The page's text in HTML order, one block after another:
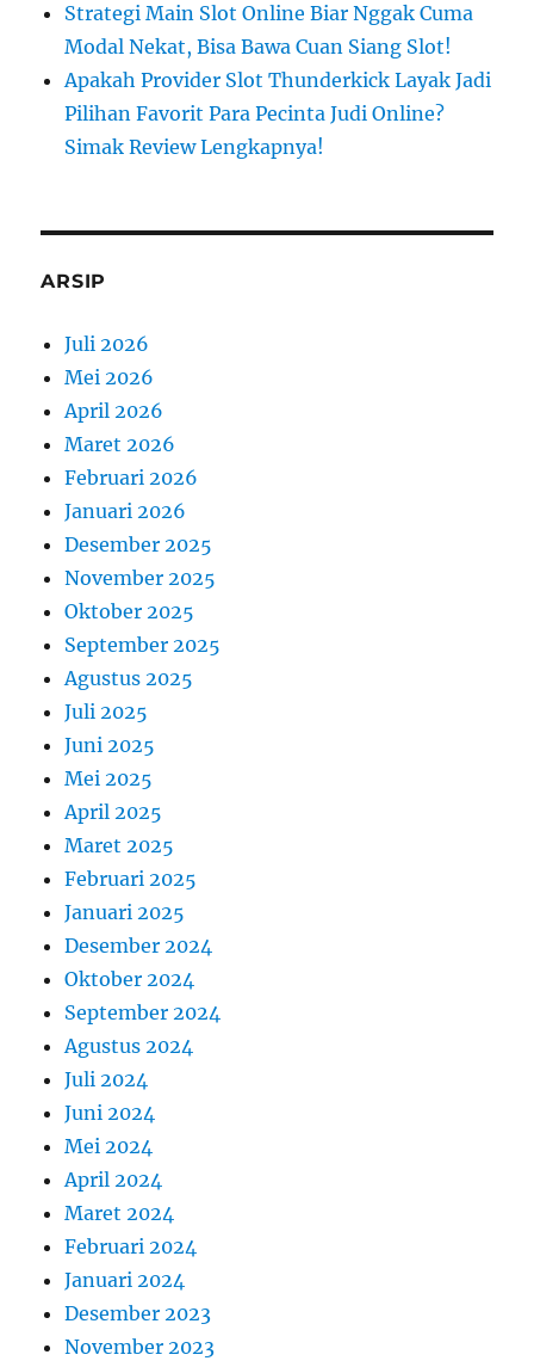
Strategi Main Slot Online Biar Nggak Cuma
Modal Nekat, Bisa Bawa Cuan Siang Slot!
Apakah Provider Slot Thunderkick Layak Jadi
Pilihan Favorit Para Pecinta Judi Online?
Simak Review Lengkapnya!
ARSIP
Juli 2026
Mei 2026
April 2026
Maret 2026
Februari 2026
Januari 2026
Desember 2025
November 2025
Oktober 2025
September 2025
Agustus 2025
Juli 2025
Juni 2025
Mei 2025
April 2025
Maret 2025
Februari 2025
Januari 2025
Desember 2024
Oktober 2024
September 2024
Agustus 2024
Juli 2024
Juni 2024
Mei 2024
April 2024
Maret 2024
Februari 2024
Januari 2024
Desember 2023
November 2023